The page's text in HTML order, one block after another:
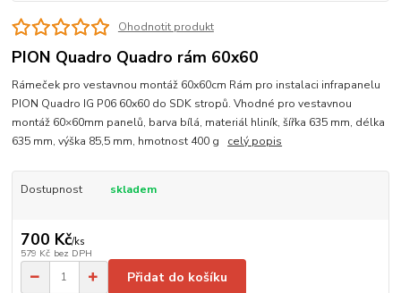
Ohodnotit produkt
PION Quadro Quadro rám 60x60
Rámeček pro vestavnou montáž 60x60cm Rám pro instalaci infrapanelu
PION Quadro IG P06 60x60 do SDK stropů. Vhodné pro vestavnou
montáž 60×60mm panelů, barva bílá, materiál hliník, šířka 635 mm, délka
635 mm, výška 85,5 mm, hmotnost 400 g celý popis
Dostupnost skladem
700 Kč/ks
579 Kč bez DPH
Přidat do košíku